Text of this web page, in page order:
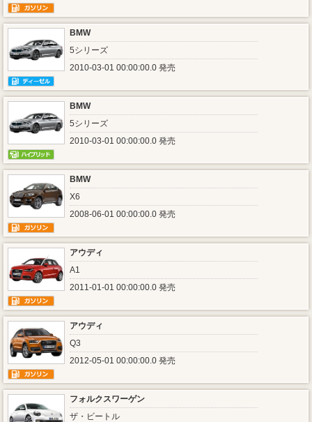
BMW
5シリーズ
2010-03-01 00:00:00.0 発売
BMW
5シリーズ
2010-03-01 00:00:00.0 発売
BMW
X6
2008-06-01 00:00:00.0 発売
アウディ
A1
2011-01-01 00:00:00.0 発売
アウディ
Q3
2012-05-01 00:00:00.0 発売
フォルクスワーゲン
ザ・ビートル